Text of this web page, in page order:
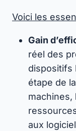
Voici les
Gain
réel des
dispositifs
étape de
machines,
aux